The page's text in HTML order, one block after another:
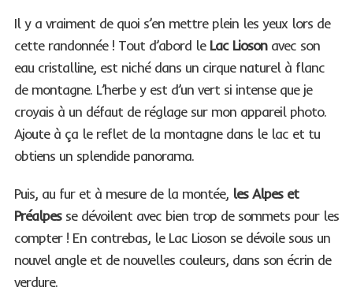
Il y a vraiment de quoi s’en mettre plein les yeux lors de
cette randonnée ! Tout d’abord le Lac Liosonavec son
eau cristalline, est niché dans un cirque naturel à flanc
de montagne. L’herbe y est d’un vert si intense que je
croyais à un défaut de réglage sur mon appareil photo.
Ajoute à ça le reflet de la montagne dans le lac et tu
obtiens un splendide panorama.
Puis, au fur et à mesure de la montée, les Alpes et
Préalpesse dévoilent avec bien trop de sommets pour les
compter ! En contrebas, le Lac Lioson se dévoile sous un
nouvel angle et de nouvelles couleurs, dans son écrin de
verdure.